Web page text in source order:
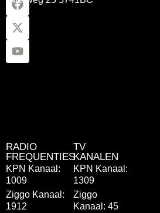
RADIO
FREQUENTIES
KPN Kanaal:
1009
Ziggo Kanaal:
1912
TV
KANALEN
KPN Kanaal:
1309
Ziggo
Kanaal: 45